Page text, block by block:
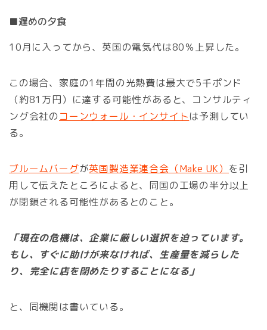
■遅めの夕食
10月に入ってから、英国の電気代は80％上昇した。
この場合、家庭の1年間の光熱費は最大で5千ポンド
（約81万円）に達する可能性があると、コンサルティ
ング会社の コーンウォール・インサイトは予測してい
る。
ブルームバーグが英国製造業連合会（Make UK） を引
用して伝えたところによると、同国の工場の半分以上
が閉鎖される可能性があるとのこと。
「現在の危機は、企業に厳しい選択を迫っています。
もし、すぐに助けが来なければ、生産量を減らした
り、完全に店を閉めたりすることになる」
と、同機関は書いている。